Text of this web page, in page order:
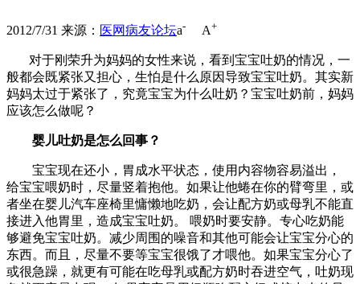
2012/7/31 来源： 医网病友论坛a- A+
对于刚荣升为妈妈的女性来说，看到宝宝吐奶的情况，一
般都会既紧张又担心，生怕是什么原因导致宝宝吐奶。其实新
妈妈太过于紧张了，究竟宝宝为什么吐奶？宝宝吐奶前，妈妈
应该怎么做呢？
婴儿吐奶是怎么回事？
宝宝现在还小，胃成水平状态，使用内容物容易溢出，
给宝宝喂奶时，尽量竖着抱他。如果让他蜷在你的臂弯里，或
者坐在婴儿汽车座椅里慵懒地吃奶，会让配方奶或母乳不能直
接进入他胃里，造成宝宝吐奶。 喂奶时要安静。专心吃奶能
够避免宝宝吐奶。减少周围的噪音和其他可能会让宝宝分心的
东西。而且，尽量不要等宝宝很饿了才喂他。如果宝宝分心了
或很急躁，就更有可能在吃母乳或配方奶时吞进空气，吐奶现